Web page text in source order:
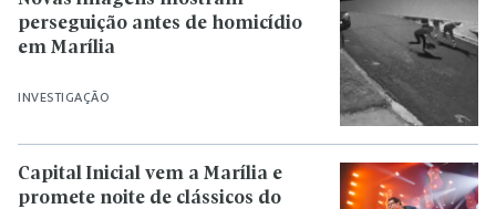
INVESTIGAÇÃO
perseguição antes de homicídio
em Marília
Capital Inicial vem a Marília e
promete noite de clássicos do